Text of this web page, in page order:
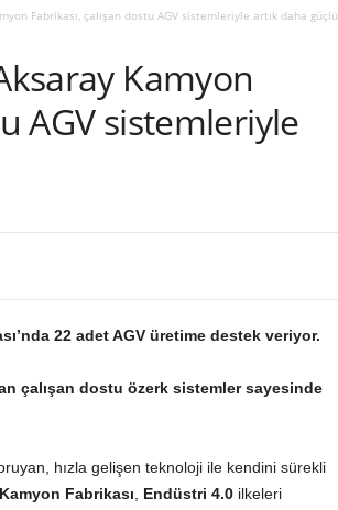
Fabrikası, çalışan dostu AGV sistemleriyle artık daha güçlü
Kamyon
AGV sistemleriyle
22 adet AGV üretime destek veriyor.
çalışan dostu özerk sistemler sayesinde
hızla gelişen teknoloji ile kendini sürekli
Fabrikası Endüstri 4.0ilkeleri